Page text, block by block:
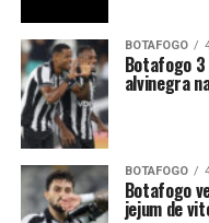
BOTAFOGO
Botafogo
alvinegra
BOTAFOGO
Botafogo
jejum de